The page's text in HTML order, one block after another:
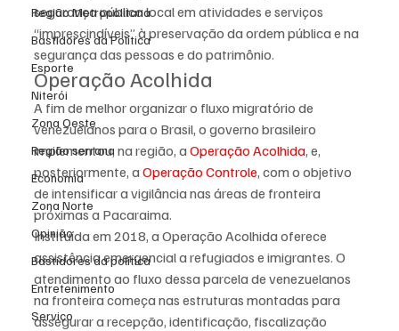
Região Metropolitana
Bastidores da Política
Esporte
Niterói
Zona Oeste
Região serrana
Economia
Zona Norte
Opinião
Bastidores da política
Entretenimento
Serviço
segurança pública local em atividades e serviços
“imprescindíveis” à preservação da ordem pública e na
segurança das pessoas e do patrimônio.
Operação Acolhida
A fim de melhor organizar o fluxo migratório de
venezuelanos para o Brasil, o governo brasileiro
implementou, na região, a Operação Acolhida, e,
posteriormente, a Operação Controle, com o objetivo
de intensificar a vigilância nas áreas de fronteira
próximas a Pacaraima.
Instituída em 2018, a Operação Acolhida oferece
assistência emergencial a refugiados e imigrantes. O
atendimento ao fluxo dessa parcela de venezuelanos
na fronteira começa nas estruturas montadas para
assegurar a recepção, identificação, fiscalização